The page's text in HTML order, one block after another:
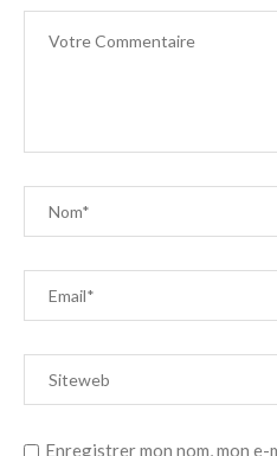
Enregistrer mon nom, mon